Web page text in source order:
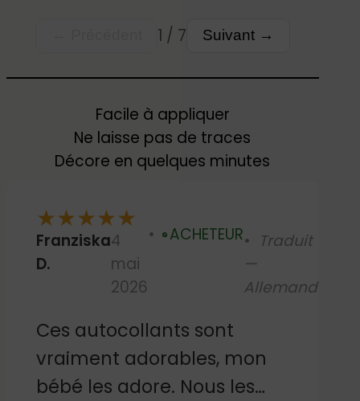
et correspondent à la photo.
1 / 7 Suivant →
Facile à appliquer
Ne laisse pas de traces
Décore en quelques minutes
★★★★★
Franziska
D.
4
mai
2026
Vérifié
ACHETEUR
Traduit
—
Allemand
Ces autocollants sont
vraiment adorables, mon
bébé les adore. Nous les